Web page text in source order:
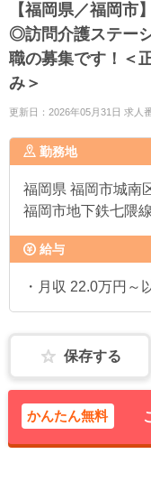
【福岡県／福岡市
◎訪問介護ステー
職の募集です！＜
み＞
更新日：2026年05月31日 求人
勤務地
福岡県 福岡市城南
福岡市地下鉄七隈
給与
・月収 22.0万円～
保存する
かんたん無料